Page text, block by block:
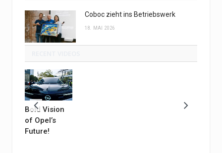
Coboc zieht ins Betriebswerk
18. MAI 2026
Bold Vision
of Opel’s
Future!